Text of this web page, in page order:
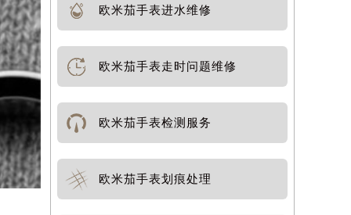
欧米茄手表进水维修
欧米茄手表走时问题维修
欧米茄手表检测服务
欧米茄手表划痕处理